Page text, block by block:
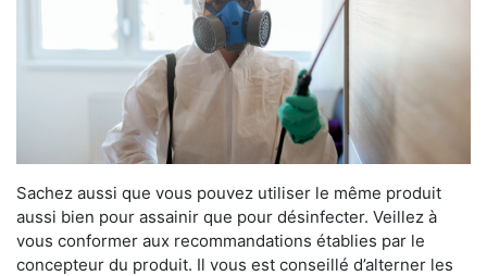
Sachez aussi que vous pouvez utiliser le même produit
aussi bien pour assainir que pour désinfecter. Veillez à
vous conformer aux recommandations établies par le
concepteur du produit. Il vous est conseillé d’alterner les